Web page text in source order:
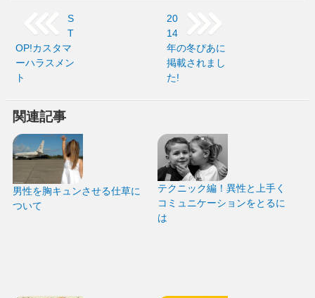
S
T
OP!カスタマ
ーハラスメン
ト
20
14
年の冬ぴあに
掲載されまし
た!
関連記事
男性を胸キュンさせる仕草に
ついて
テクニック編！異性と上手く
コミュニケーションをとるに
は